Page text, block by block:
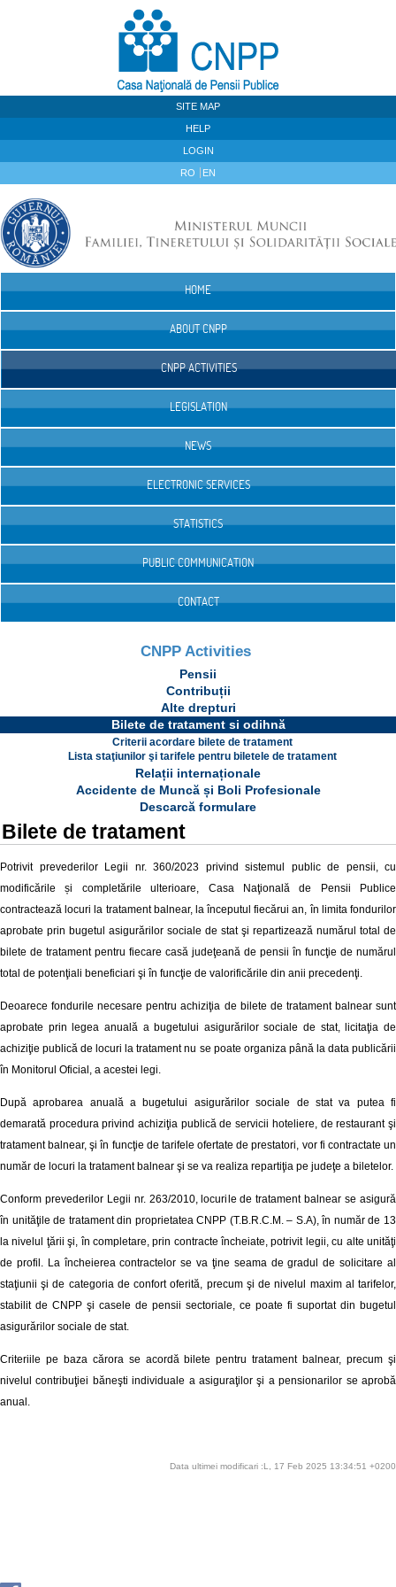
SITE MAP
HELP
LOGIN
RO EN
HOME
ABOUT CNPP
CNPP ACTIVITIES
LEGISLATION
NEWS
ELECTRONIC SERVICES
STATISTICS
PUBLIC COMMUNICATION
CONTACT
CNPP Activities
Pensii
Contribuții
Alte drepturi
Bilete de tratament si odihnă
Criterii acordare bilete de tratament
Lista staţiunilor şi tarifele pentru biletele de tratament
Relații internaționale
Accidente de Muncă și Boli Profesionale
Descarcă formulare
Bilete de tratament
Potrivit prevederilor Legii nr. 360/2023 privind sistemul public de pensii, cu
modificările și completările ulterioare, Casa Naţională de Pensii Publice
contractează locuri la tratament balnear, la începutul fiecărui an, în limita fondurilor
aprobate prin bugetul asigurărilor sociale de stat şi repartizează numărul total de
bilete de tratament pentru fiecare casă judeţeană de pensii în funcţie de numărul
total de potenţiali beneficiari şi în funcţie de valorificările din anii precedenţi.
Deoarece fondurile necesare pentru achiziţia de bilete de tratament balnear sunt
aprobate prin legea anuală a bugetului asigurărilor sociale de stat, licitaţia de
achiziţie publică de locuri la tratament nu se poate organiza până la data publicării
în Monitorul Oficial, a acestei legi.
După aprobarea anuală a bugetului asigurărilor sociale de stat va putea fi
demarată procedura privind achiziţia publică de servicii hoteliere, de restaurant şi
tratament balnear, şi în funcţie de tarifele ofertate de prestatori, vor fi contractate un
număr de locuri la tratament balnear şi se va realiza repartiţia pe judeţe a biletelor.
Conform prevederilor Legii nr. 263/2010, locurile de tratament balnear se asigură
în unităţile de tratament din proprietatea CNPP (T.B.R.C.M. – S.A), în număr de 13
la nivelul ţării şi, în completare, prin contracte încheiate, potrivit legii, cu alte unităţi
de profil. La încheierea contractelor se va ţine seama de gradul de solicitare al
staţiunii şi de categoria de confort oferită, precum şi de nivelul maxim al tarifelor,
stabilit de CNPP şi casele de pensii sectoriale, ce poate fi suportat din bugetul
asigurărilor sociale de stat.
Criteriile pe baza cărora se acordă bilete pentru tratament balnear, precum şi
nivelul contribuţiei băneşti individuale a asiguraţilor şi a pensionarilor se aprobă
anual.
Data ultimei modificari :L, 17 Feb 2025 13:34:51 +0200